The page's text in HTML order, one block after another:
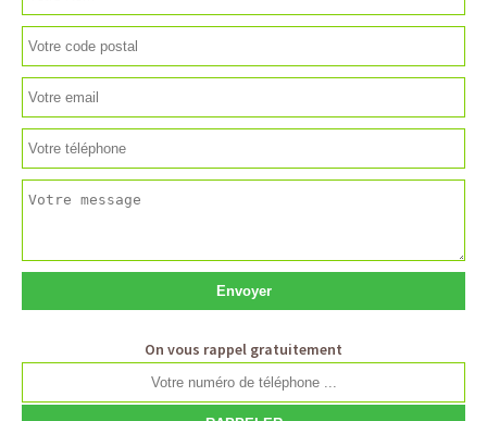
On vous rappel gratuitement